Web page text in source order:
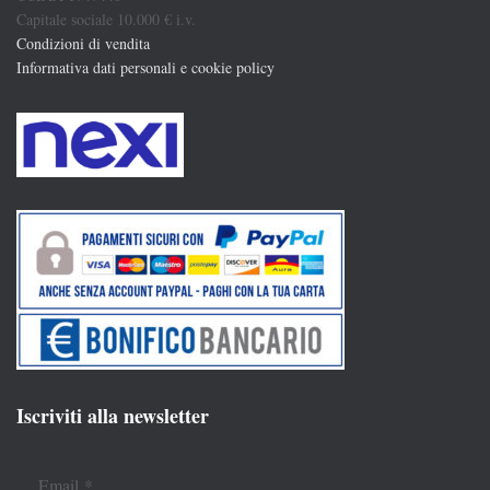
Capitale sociale 10.000 € i.v.
Condizioni di vendita
Informativa dati personali e cookie policy
Iscriviti alla newsletter
Email *